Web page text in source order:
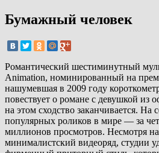
Бумажный человек
Романтический шестиминутный
Animation, номинированный на
нашумевшая в 2009 году
повествует о романе с девушкой из
на этом сходство заканчивается. На
популярных роликов в мире — за
миллионов просмотров. Несмотря
минималистский видеоряд, студии